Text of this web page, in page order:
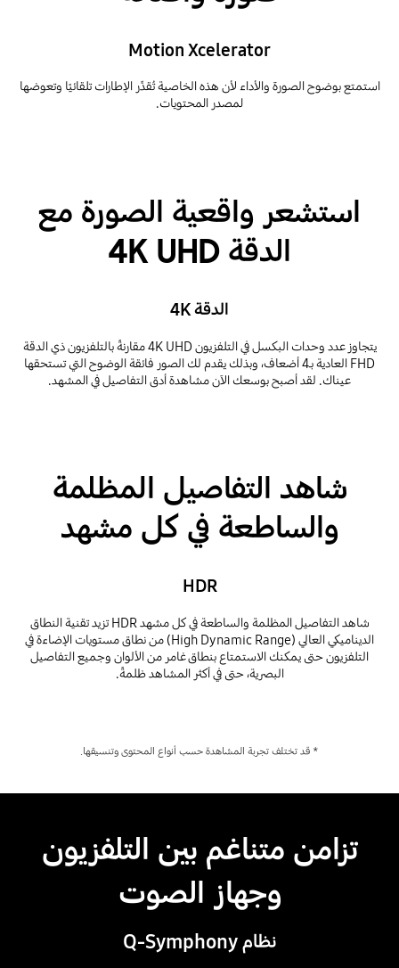
Motion Xcelerator
استمتع بوضوح الصورة والأداء لأن هذه الخاصية تُقدِّر الإطارات تلقائيًا وتعوضها
لمصدر المحتويات.
استشعر واقعية الصورة مع
الدقة 4K UHD
الدقة 4K
يتجاوز عدد وحدات البكسل في التلفزيون 4K UHD مقارنةً بالتلفزيون ذي الدقة
FHD العادية بـ4 أضعاف، وبذلك يقدم لك الصور فائقة الوضوح التي تستحقها
عيناك. لقد أصبح بوسعك الآن مشاهدة أدق التفاصيل في المشهد.
شاهد التفاصيل المظلمة
والساطعة في كل مشهد
HDR
شاهد التفاصيل المظلمة والساطعة في كل مشهد HDR تزيد تقنية النطاق
الديناميكي العالي (High Dynamic Range) من نطاق مستويات الإضاءة في
التلفزيون حتى يمكنك الاستمتاع بنطاق غامر من الألوان وجميع التفاصيل
البصرية، حتى في أكثر المشاهد ظلمةً.
* قد تختلف تجربة المشاهدة حسب أنواع المحتوى وتنسيقها.
تزامن متناغم بين التلفزيون
وجهاز الصوت
نظام Q-Symphony